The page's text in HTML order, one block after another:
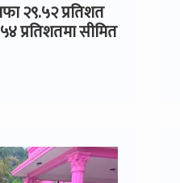
२९.५२ प्रतिशत
प्रतिशतमा सीमित